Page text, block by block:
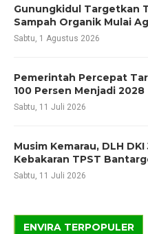
Gunungkidul Targetkan
Sampah Organik Mulai
Sabtu, 1 Agustus 2026
Pemerintah Percepat
100 Persen Menjadi 2028
Sabtu, 11 Juli 2026
Musim Kemarau, DLH
Kebakaran TPST
Sabtu, 11 Juli 2026
ENVIRA TERPOPULER